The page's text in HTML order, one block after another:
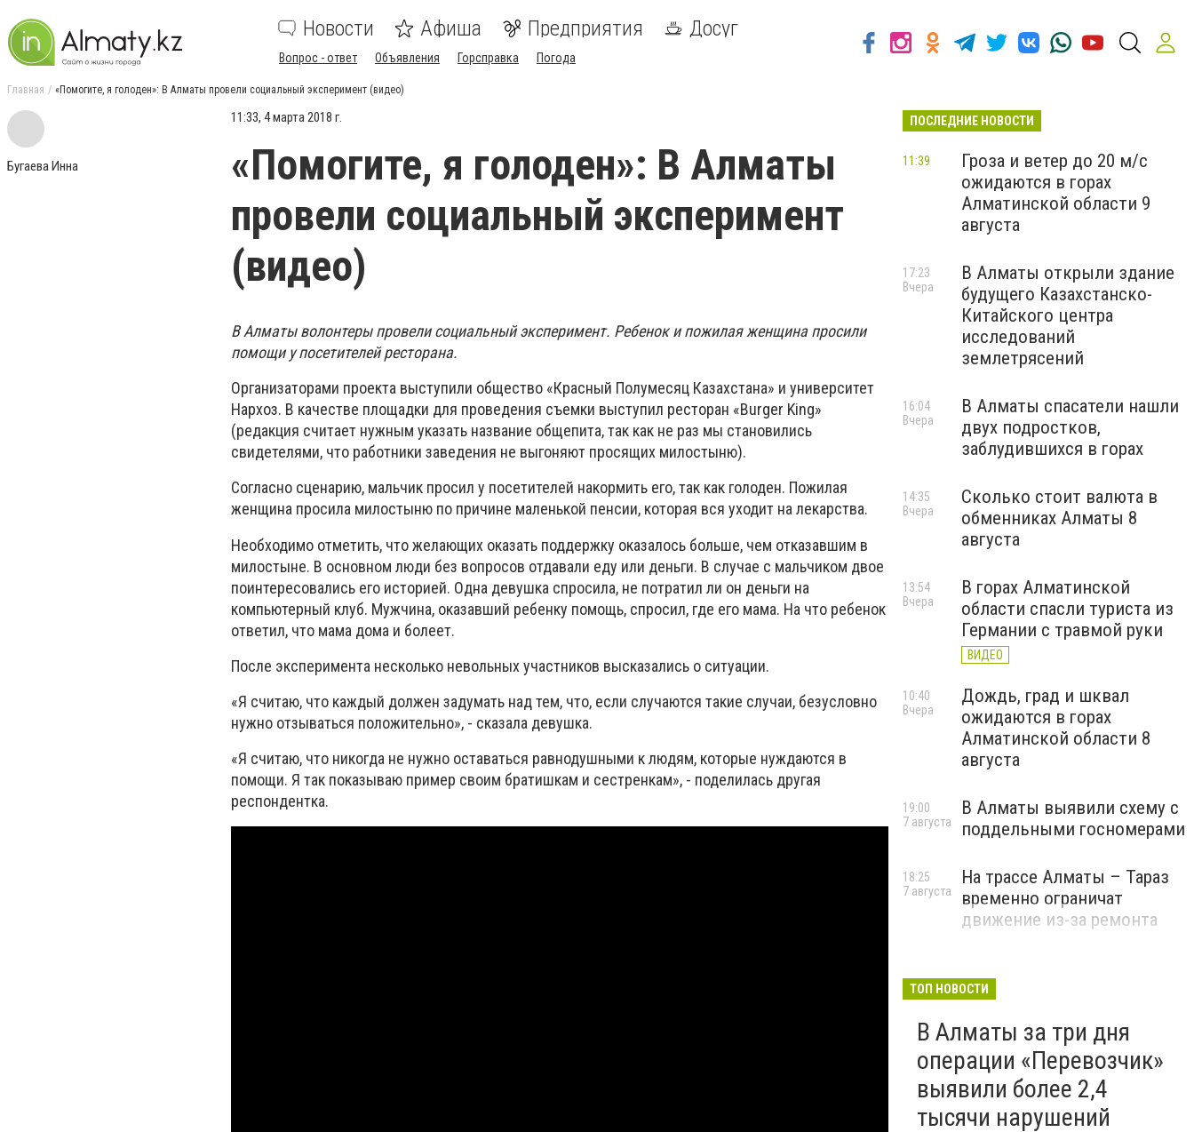
Новости Афиша Предприятия Досуг
Вопрос - ответ Объявления Горсправка Погода
Главная «Помогите, я голоден»: В Алматы провели социальный эксперимент (видео)
Бугаева Инна
11:33, 4 марта 2018 г.
«Помогите, я голоден»: В Алматы
провели социальный эксперимент
(видео)
В Алматы волонтеры провели социальный эксперимент. Ребенок и пожилая женщина просили
помощи у посетителей ресторана.
Организаторами проекта выступили общество «Красный Полумесяц Казахстана» и университет
Нархоз. В качестве площадки для проведения съемки выступил ресторан «Burger King»
(редакция считает нужным указать название общепита, так как не раз мы становились
свидетелями, что работники заведения не выгоняют просящих милостыню).
Согласно сценарию, мальчик просил у посетителей накормить его, так как голоден. Пожилая
женщина просила милостыню по причине маленькой пенсии, которая вся уходит на лекарства.
Необходимо отметить, что желающих оказать поддержку оказалось больше, чем отказавшим в
милостыне. В основном люди без вопросов отдавали еду или деньги. В случае с мальчиком двое
поинтересовались его историей. Одна девушка спросила, не потратил ли он деньги на
компьютерный клуб. Мужчина, оказавший ребенку помощь, спросил, где его мама. На что ребенок
ответил, что мама дома и болеет.
После эксперимента несколько невольных участников высказались о ситуации.
«Я считаю, что каждый должен задумать над тем, что, если случаются такие случаи, безусловно
нужно отзываться положительно», - сказала девушка.
«Я считаю, что никогда не нужно оставаться равнодушными к людям, которые нуждаются в
помощи. Я так показываю пример своим братишкам и сестренкам», - поделилась другая
респондентка.
ПОСЛЕДНИЕ НОВОСТИ
Гроза и ветер до 20 м/с
ожидаются в горах
Алматинской области 9
августа
11:39
В Алматы открыли здание
будущего Казахстанско-
Китайского центра
исследований
землетрясений
17:23
Вчера
В Алматы спасатели нашли
двух подростков,
заблудившихся в горах
16:04
Вчера
Сколько стоит валюта в
обменниках Алматы 8
августа
14:35
Вчера
В горах Алматинской
области спасли туриста из
Германии с травмой руки
ВИДЕО
13:54
Вчера
Дождь, град и шквал
ожидаются в горах
Алматинской области 8
августа
10:40
Вчера
В Алматы выявили схему с
поддельными госномерами
19:00
7 августа
На трассе Алматы – Тараз
временно ограничат
движение из-за ремонта
18:25
7 августа
ТОП НОВОСТИ
В Алматы за три дня
операции «Перевозчик»
выявили более 2,4
тысячи нарушений